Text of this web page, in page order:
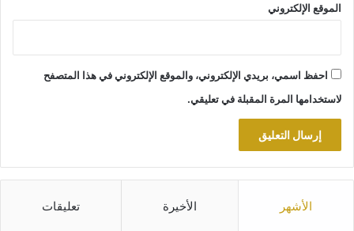
الموقع الإلكتروني
احفظ اسمي، بريدي الإلكتروني، والموقع الإلكتروني في هذا المتصفح
لاستخدامها المرة المقبلة في تعليقي.
الأشهر الأخيرة تعليقات